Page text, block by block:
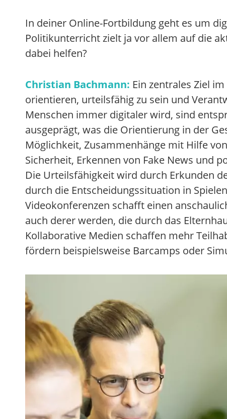
In deiner Online-Fortbildung geht es um
Politikunterricht zielt ja vor allem auf die
dabei helfen?
Christian Bachmann: Ein zentrales Ziel
orientieren, urteilsfähig zu sein und
Menschen immer digitaler wird, sind
ausgeprägt, was die Orientierung in der
Möglichkeit, Zusammenhänge mit Hilfe
Sicherheit, Erkennen von Fake News und
Die Urteilsfähigkeit wird durch Erkunden
durch die Entscheidungssituation in
Videokonferenzen schafft einen
auch derer werden, die durch das
Kollaborative Medien schaffen mehr
fördern beispielsweise Barcamps oder